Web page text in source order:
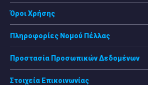
Όροι Χρήσης
Πληροφορίες Νομού Πέλλας
Προστασία Προσωπικών Δεδομένων
Στοιχεία Επικοινωνίας